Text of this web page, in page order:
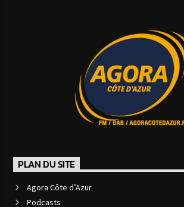
PLAN DU SITE
Agora Côte d’Azur
Podcasts